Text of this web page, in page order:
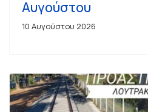
Αυγούστου
10 Αυγούστου 2026